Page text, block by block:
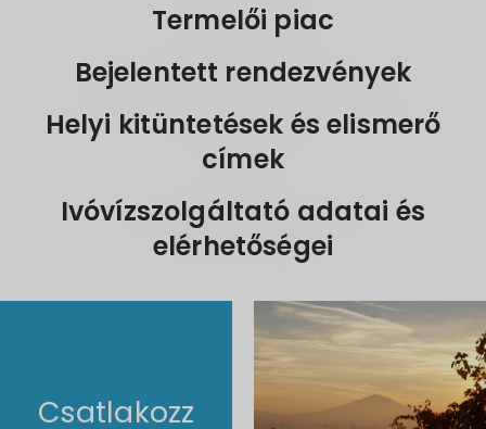
Termelői piac
Bejelentett rendezvények
Helyi kitüntetések és elismerő
címek
Ivóvízszolgáltató adatai és
elérhetőségei
Csatlakozz